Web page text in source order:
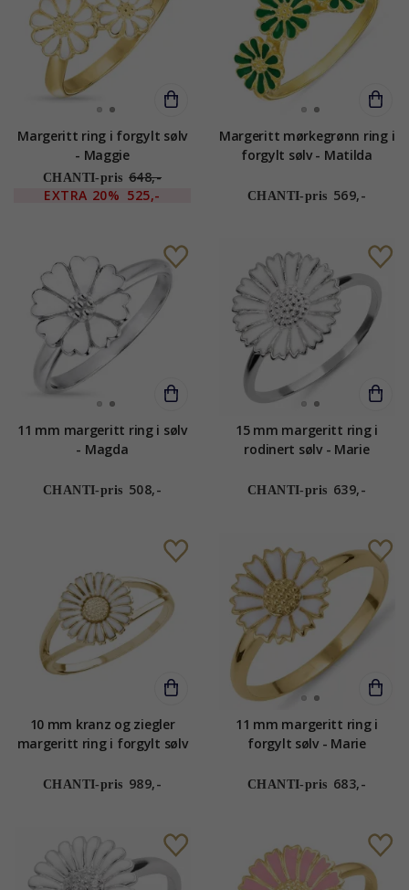
Margeritt ring i forgylt sølv
- Maggie
CHANTI-pris 648,-
EXTRA 20% 525,-
Margeritt mørkegrønn ring i
forgylt sølv - Matilda
CHANTI-pris 569,-
11 mm margeritt ring i sølv
- Magda
CHANTI-pris 508,-
15 mm margeritt ring i
rodinert sølv - Marie
CHANTI-pris 639,-
10 mm kranz og ziegler
margeritt ring i forgylt sølv
CHANTI-pris 989,-
11 mm margeritt ring i
forgylt sølv - Marie
CHANTI-pris 683,-